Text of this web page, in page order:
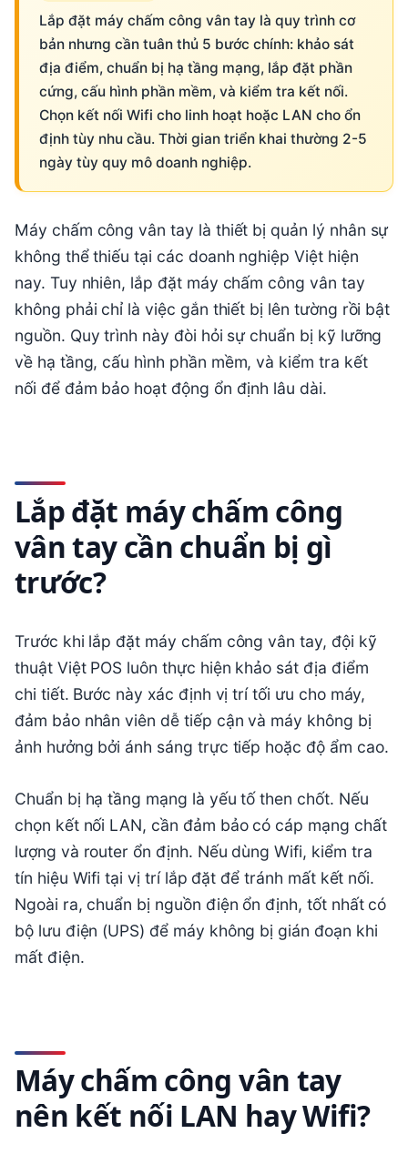
Lắp đặt máy chấm công vân tay là quy trình cơ
bản nhưng cần tuân thủ 5 bước chính: khảo sát
địa điểm, chuẩn bị hạ tầng mạng, lắp đặt phần
cứng, cấu hình phần mềm, và kiểm tra kết nối.
Chọn kết nối Wifi cho linh hoạt hoặc LAN cho ổn
định tùy nhu cầu. Thời gian triển khai thường 2-5
ngày tùy quy mô doanh nghiệp.
Máy chấm công vân tay là thiết bị quản lý nhân sự
không thể thiếu tại các doanh nghiệp Việt hiện
nay. Tuy nhiên, lắp đặt máy chấm công vân tay
không phải chỉ là việc gắn thiết bị lên tường rồi bật
nguồn. Quy trình này đòi hỏi sự chuẩn bị kỹ lưỡng
về hạ tầng, cấu hình phần mềm, và kiểm tra kết
nối để đảm bảo hoạt động ổn định lâu dài.
Lắp đặt máy chấm công
vân tay cần chuẩn bị gì
trước?
Trước khi lắp đặt máy chấm công vân tay, đội kỹ
thuật Việt POS luôn thực hiện khảo sát địa điểm
chi tiết. Bước này xác định vị trí tối ưu cho máy,
đảm bảo nhân viên dễ tiếp cận và máy không bị
ảnh hưởng bởi ánh sáng trực tiếp hoặc độ ẩm cao.
Chuẩn bị hạ tầng mạng là yếu tố then chốt. Nếu
chọn kết nối LAN, cần đảm bảo có cáp mạng chất
lượng và router ổn định. Nếu dùng Wifi, kiểm tra
tín hiệu Wifi tại vị trí lắp đặt để tránh mất kết nối.
Ngoài ra, chuẩn bị nguồn điện ổn định, tốt nhất có
bộ lưu điện (UPS) để máy không bị gián đoạn khi
mất điện.
Máy chấm công vân tay
nên kết nối LAN hay Wifi?